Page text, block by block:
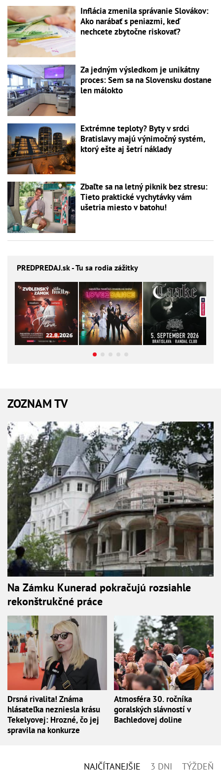
Inflácia zmenila správanie Slovákov:
Ako narábať s peniazmi, keď
nechcete zbytočne riskovať?
Za jedným výsledkom je unikátny
proces: Sem sa na Slovensku dostane
len málokto
Extrémne teploty? Byty v srdci
Bratislavy majú výnimočný systém,
ktorý ešte aj šetrí náklady
Zbaľte sa na letný piknik bez stresu:
Tieto praktické vychytávky vám
ušetria miesto v batohu!
PREDPREDAJ.sk - Tu sa rodia zážitky
ZOZNAM TV
Na Zámku Kunerad pokračujú rozsiahle
rekonštrukčné práce
Drsná rivalita! Známa
hlásateľka nezniesla krásu
Tekelyovej: Hrozné, čo jej
spravila na konkurze
Atmosféra 30. ročníka
goralských slávností v
Bachledovej doline
NAJČÍTANEJŠIE 3 DNI TÝŽDEŇ